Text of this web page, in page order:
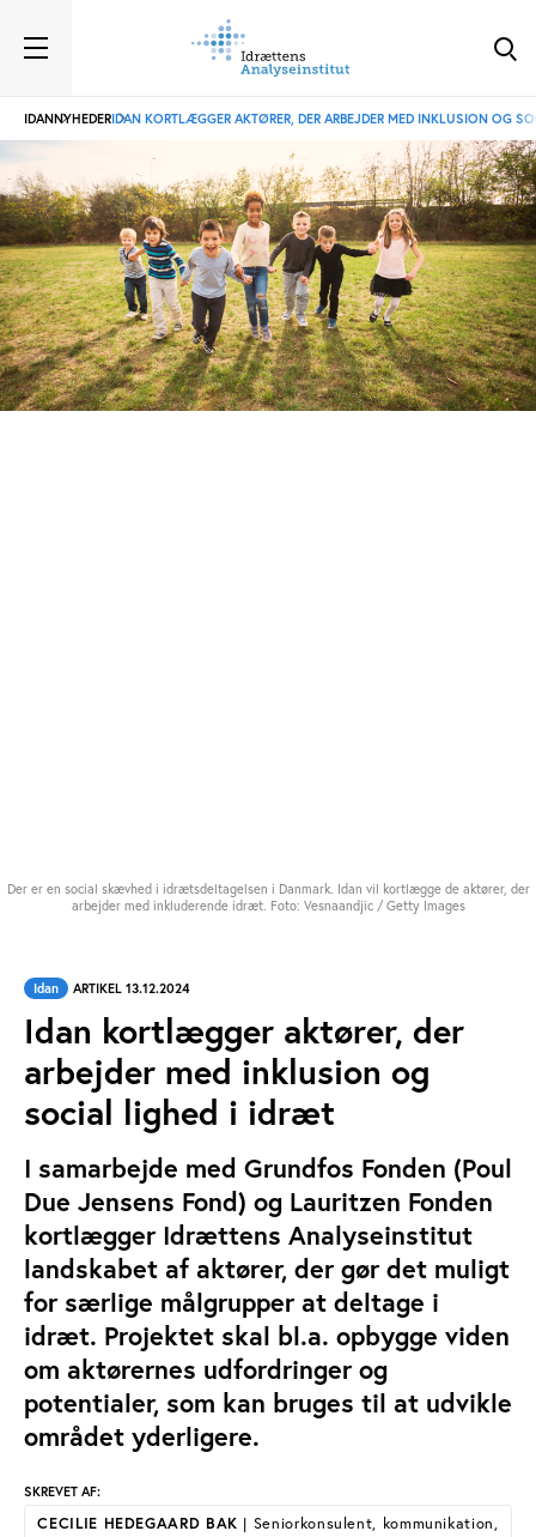
IDANNYHEDERIDAN KORTLÆGGER AKTØRER, DER ARBEJDER MED INKLUSION OG
Der er en social skævhed i idrætsdeltagelsen i Danmark. Idan vil kortlægge de aktører, der
arbejder med inkluderende idræt. Foto: Vesnaandjic / Getty Images
Idan ARTIKEL 13.12.2024
Idan kortlægger aktører, der
arbejder med inklusion og
social lighed i idræt
I samarbejde med Grundfos Fonden (Poul
Due Jensens Fond) og Lauritzen Fonden
kortlægger Idrættens Analyseinstitut
landskabet af aktører, der gør det muligt
for særlige målgrupper at deltage i
idræt. Projektet skal bl.a. opbygge viden
om aktørernes udfordringer og
potentialer, som kan bruges til at udvikle
området yderligere.
SKREVET AF:
CECILIE HEDEGAARD BAK | Seniorkonsulent, kommunikation,